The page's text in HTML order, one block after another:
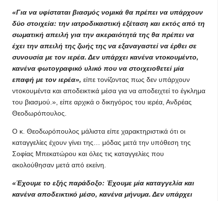
«Για να υφίσταται βιασμός νομικά θα πρέπει να υπάρχουν
δύο στοιχεία: την ιατροδικαστική εξέταση και εκτός από τη
σωματική απειλή για την ακεραιότητά της θα πρέπει να
έχει την απειλή της ζωής της να εξαναγαστεί να έρθει σε
συνουσία με τον ιερέα. Δεν υπάρχει κανένα ντοκουμέντο,
κανένα φωτογραφικό υλικό που να στοιχειοθετεί μία
επαφή με τον ιερέα», είπε τονίζοντας πως δεν υπάρχουν
ντοκουμέντα και αποδεικτικά μέσα για να αποδειχτεί το έγκλημα
του βιασμού.», είπε αρχικά ο δικηγόρος του ιερέα, Ανδρέας
Θεοδωρόπουλος.
Ο κ. Θεοδωρόπουλος μάλιστα είπε χαρακτηριστικά ότι οι
καταγγελίες έχουν γίνει της… μόδας μετά την υπόθεση της
Σοφίας Μπεκατώρου και όλες τις καταγγελίες που
ακολούθησαν μετά από εκείνη.
«Έχουμε το εξής παράδοξο: Έχουμε μία καταγγελία και
κανένα αποδεικτικό μέσο, κανένα μήνυμα. Δεν υπάρχει